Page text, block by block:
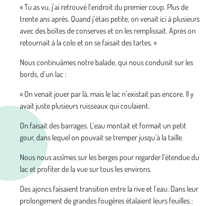
« Tu as vu, j’ai retrouvé l’endroit du premier coup. Plus de
trente ans après. Quand j’étais petite, on venait ici à plusieurs
avec des boîtes de conserves et on les remplissait. Après on
retournait à la colo et on se faisait des tartes. »
Nous continuâmes notre balade, qui nous conduisit sur les
bords, d’un lac :
« On venait jouer par là, mais le lac n’existait pas encore. Il y
avait juste plusieurs ruisseaux qui coulaient.
On faisait des barrages. L’eau montait et formait un petit
gour, dans lequel on pouvait se tremper jusqu’à la taille.
Nous nous assîmes sur les berges pour regarder l’étendue du
lac et profiter de la vue sur tous les environs.
Des ajoncs faisaient transition entre la rive et l’eau. Dans leur
prolongement de grandes fougères étalaient leurs feuilles :